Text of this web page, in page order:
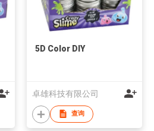
5D Color DIY
卓雄科技有限公司
查询